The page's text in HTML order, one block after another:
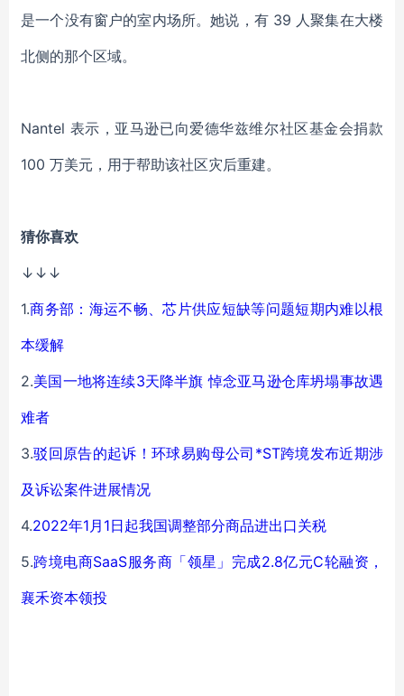
是一个没有窗户的室内场所。她说，有 39 人聚集在大楼
北侧的那个区域。
Nantel 表示，亚马逊已向爱德华兹维尔社区基金会捐款
100 万美元，用于帮助该社区灾后重建。
猜你喜欢
↓↓↓
1.商务部：海运不畅、芯片供应短缺等问题短期内难以根
本缓解
2.美国一地将连续3天降半旗 悼念亚马逊仓库坍塌事故遇
难者
3.驳回原告的起诉！环球易购母公司*ST跨境发布近期涉
及诉讼案件进展情况
4.2022年1月1日起我国调整部分商品进出口关税
5.跨境电商SaaS服务商「领星」完成2.8亿元C轮融资，
襄禾资本领投